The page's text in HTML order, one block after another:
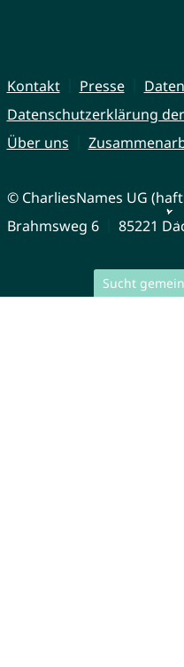
Sucht
Kontakt Presse
Datenschutzerklärung
Über uns
© CharliesNames UG
Brahmsweg 6
85221